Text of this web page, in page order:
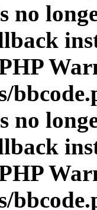
no
no